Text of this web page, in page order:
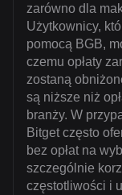
zarówno dla
Użytkownicy,
pomocą BGB,
czemu opłaty
zostaną
są niższe niż
branży. W
Bitget często
bez opłat na
szczególnie
częstotliwości i